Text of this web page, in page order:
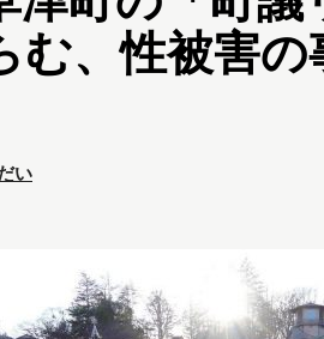
む、性被害
い